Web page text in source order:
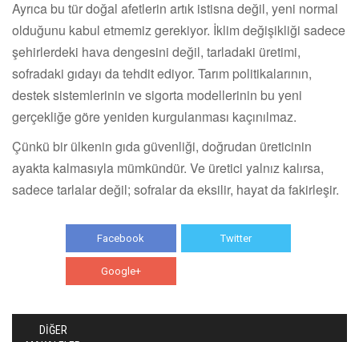
Ayrıca bu tür doğal afetlerin artık istisna değil, yeni normal
olduğunu kabul etmemiz gerekiyor. İklim değişikliği sadece
şehirlerdeki hava dengesini değil, tarladaki üretimi,
sofradaki gıdayı da tehdit ediyor. Tarım politikalarının,
destek sistemlerinin ve sigorta modellerinin bu yeni
gerçekliğe göre yeniden kurgulanması kaçınılmaz.
Çünkü bir ülkenin gıda güvenliği, doğrudan üreticinin
ayakta kalmasıyla mümkündür. Ve üretici yalnız kalırsa,
sadece tarlalar değil; sofralar da eksilir, hayat da fakirleşir.
Facebook Twitter
Google+
DİĞER